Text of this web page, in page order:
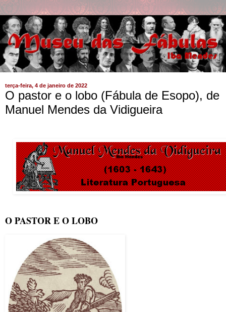
terça-feira, 4 de janeiro de 2022
O pastor e o lobo (Fábula de Esopo), de
Manuel Mendes da Vidigueira
O PASTOR E O LOBO